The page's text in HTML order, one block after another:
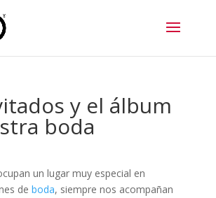
y el álbum
boda
un lugar muy especial en
de boda, siempre nos acompañan